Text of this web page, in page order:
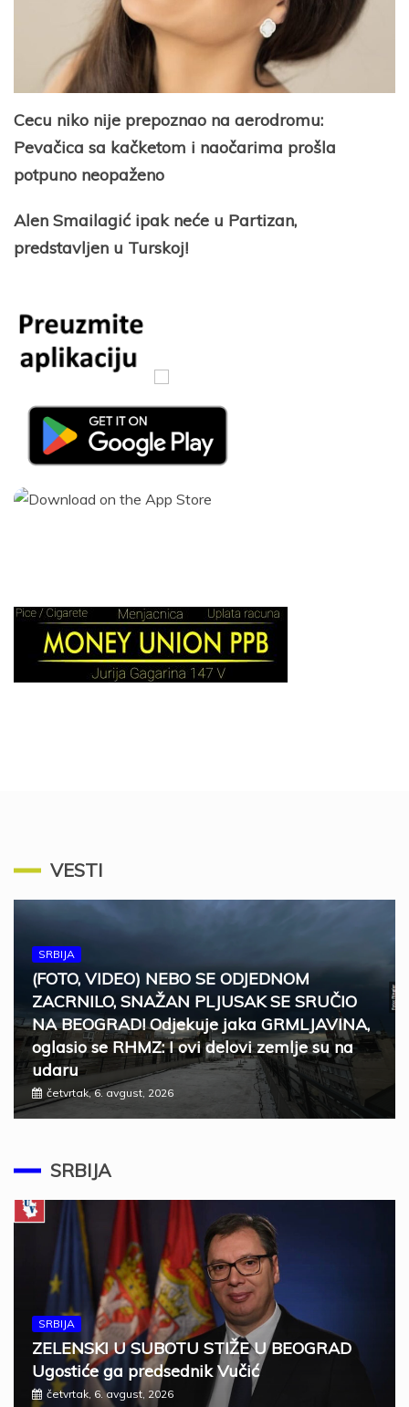
Cecu niko nije prepoznao na aerodromu:
Pevačica sa kačketom i naočarima prošla
potpuno neopaženo
Alen Smailagić ipak neće u Partizan,
predstavljen u Turskoj!
VESTI
SRBIJA
(FOTO, VIDEO) NEBO SE ODJEDNOM
ZACRNILO, SNAŽAN PLJUSAK SE SRUČIO
NA BEOGRAD! Odjekuje jaka GRMLJAVINA,
oglasio se RHMZ: I ovi delovi zemlje su na
udaru
četvrtak, 6. avgust, 2026
SRBIJA
SRBIJA
ZELENSKI U SUBOTU STIŽE U BEOGRAD
Ugostiće ga predsednik Vučić
četvrtak, 6. avgust, 2026